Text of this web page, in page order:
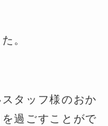
。
タッフ様のおか
過ごすことがで